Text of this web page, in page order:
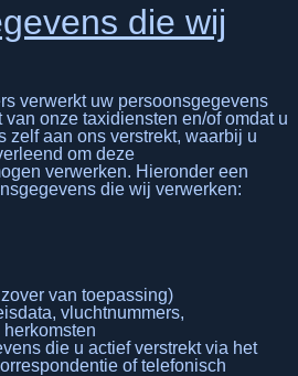
die wij
verwerkt uw persoonsgegevens
onze taxidiensten en/of omdat u
zelf aan ons verstrekt, waarbij u
om deze
verwerken. Hieronder een
die wij verwerken:
van toepassing)
vluchtnummers,
die u actief verstrekt via het
of telefonisch